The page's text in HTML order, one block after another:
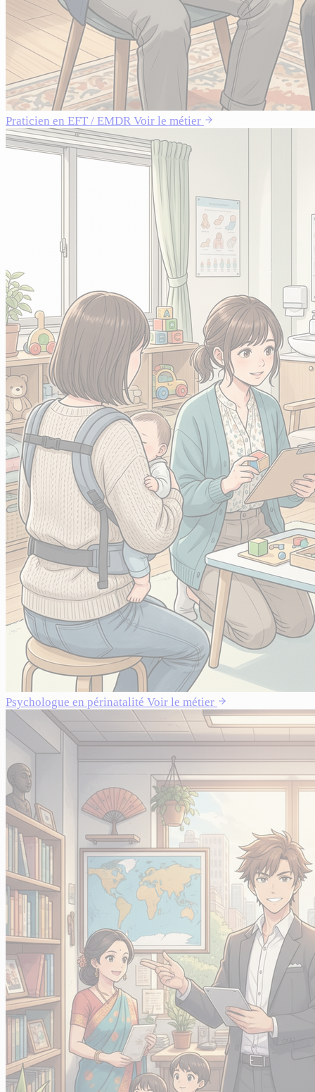
Praticien en EFT / EMDR Voir le métier
Psychologue en périnatalité Voir le métier